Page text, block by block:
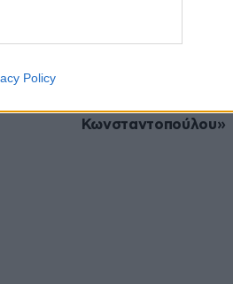
Policy
το
26·05·2026 00:02
Μαρινάκης για
τον Ινιέστα και τον
πολιτεύτηκε με
Κωνσταντοπούλου»